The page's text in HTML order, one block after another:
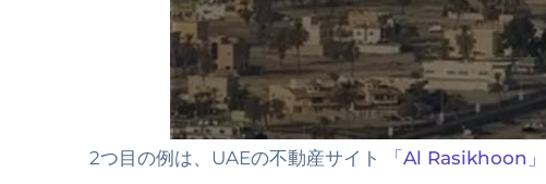
2つ目の例は、UAEの不動産サイト 「Al Rasikhoon」